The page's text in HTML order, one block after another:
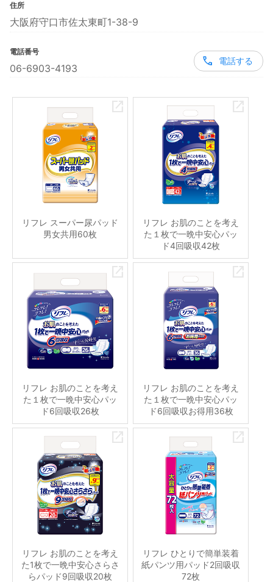
住所
大阪府守口市佐太東町1-38-9
電話番号
06-6903-4193
電話する
リフレ スーパー尿パッド
男女共用60枚
リフレ お肌のことを考え
た１枚で一晩中安心パッ
ド4回吸収42枚
リフレ お肌のことを考え
た１枚で一晩中安心パッ
ド6回吸収26枚
リフレ お肌のことを考え
た１枚で一晩中安心パッ
ド6回吸収お得用36枚
リフレ お肌のことを考え
た1枚で一晩中安心さらさ
らパッド9回吸収20枚
リフレ ひとりで簡単装着
紙パンツ用パッド2回吸収
72枚